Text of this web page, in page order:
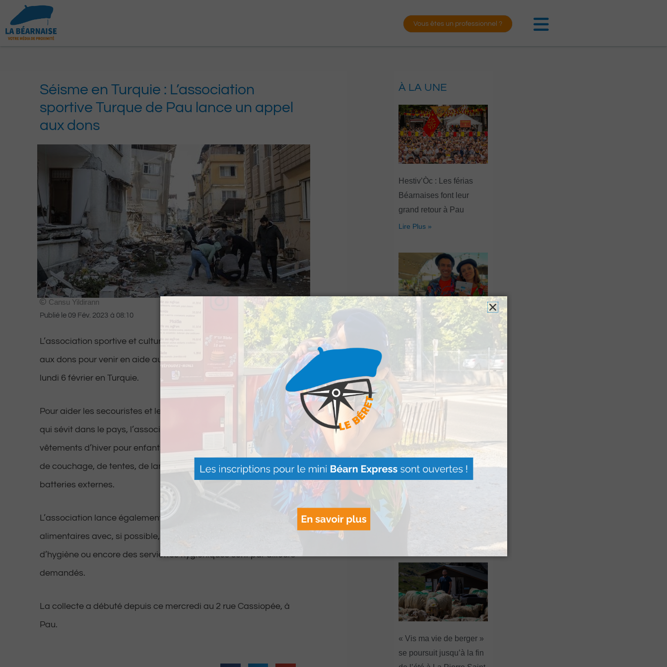
contenu
Vous êtes un professionnel ?
Séisme en Turquie : L’association
sportive Turque de Pau lance un appel
aux dons
Cansu Yildirann
Publié le 09 Fév. 2023 à 08:10
L’association sportive et culturelle Turque de Pau lance un appel
aux dons pour venir en aide aux victimes du séisme survenu ce
lundi 6 février en Turquie.
Pour aider les secouristes et les survivants à lutter contre le froid
qui sévit dans le pays, l’association est à la recherche de
vêtements d’hiver pour enfants et adultes, de couvertures, de sacs
de couchage, de tentes, de lampes de poche ou encore de
batteries externes.
L’association lance également un appel pour collecter des colis
alimentaires avec, si possible, des conserves. Des produits
d’hygiène ou encore des serviettes hygiéniques sont par ailleurs
demandés.
La collecte a débuté depuis ce mercredi au 2 rue Cassiopée, à
Pau.
À LA UNE
Hestiv’Òc : Les férias
Béarnaises font leur
grand retour à Pau
Lire Plus »
Le Béret : Un voyage
offert par Version
Voyages pour les grands
gagnants
Lire Plus »
Image Montagne
« Vis ma vie de berger »
se poursuit jusqu’à la fin